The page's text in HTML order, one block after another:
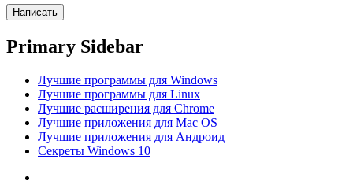
Primary Sidebar
Лучшие программы для Windows
Лучшие программы для Linux
Лучшие расширения для Chrome
Лучшие приложения для Mac OS
Лучшие приложения для Андроид
Секреты Windows 10